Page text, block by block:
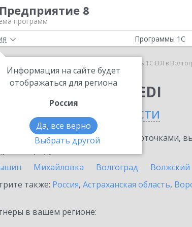
8
программ
Информация на сайте будет
отображаться для региона
Россия
Да, все верно
Выбрать другой
Программы 1С
Модуль 1C:EDI в
Модуль 1C:EDI
области
с информационными карточками,
продукта.
Михайловка Волгоград Волжский
также: Россия, Астраханская область,
в вашем регионе: